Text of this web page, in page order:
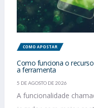
COMO APOSTAR
Como funciona o
a ferramenta
5 DE AGOSTO DE 2026
A funcionalidade